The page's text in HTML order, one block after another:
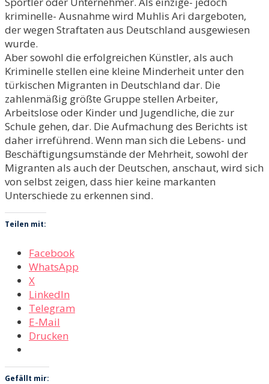
kriminelle- Ausnahme wird Muhlis Ari dargeboten,
der wegen Straftaten aus Deutschland ausgewiesen
wurde.
Aber sowohl die erfolgreichen Künstler, als auch
Kriminelle stellen eine kleine Minderheit unter den
türkischen Migranten in Deutschland dar. Die
zahlenmäßig größte Gruppe stellen Arbeiter,
Arbeitslose oder Kinder und Jugendliche, die zur
Schule gehen, dar. Die Aufmachung des Berichts ist
daher irreführend. Wenn man sich die Lebens- und
Beschäftigungsumstände der Mehrheit, sowohl der
Migranten als auch der Deutschen, anschaut, wird sich
von selbst zeigen, dass hier keine markanten
Unterschiede zu erkennen sind.
Teilen mit:
Facebook
WhatsApp
X
LinkedIn
Telegram
E-Mail
Drucken
Gefällt mir: